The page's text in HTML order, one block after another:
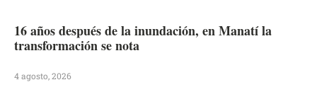
16 años después de la inundación, en Manatí la
transformación se nota
4 agosto, 2026